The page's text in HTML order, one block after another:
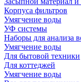
Корпуса фильтров
Умягчение воды
УФ системы
Наборы для анализа
Умягчение воды
Для бытовой техники
Для коттеджей
Умягчение воды